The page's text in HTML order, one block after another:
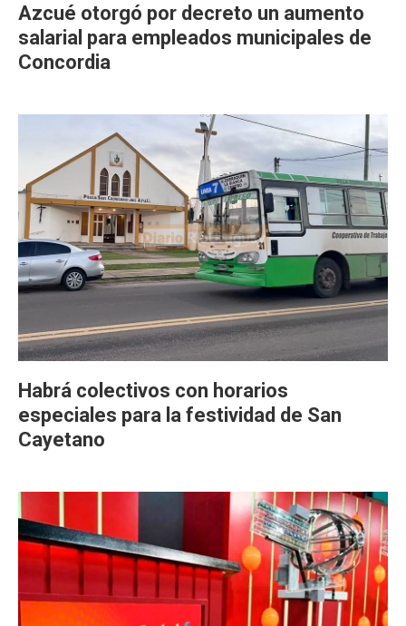
Azcué otorgó por decreto un aumento
salarial para empleados municipales de
Concordia
Habrá colectivos con horarios
especiales para la festividad de San
Cayetano